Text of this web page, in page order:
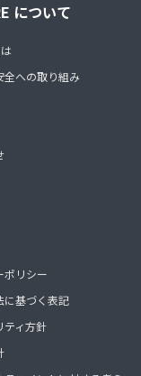
について
全への取り組み
ポリシー
に基づく表記
ティ方針